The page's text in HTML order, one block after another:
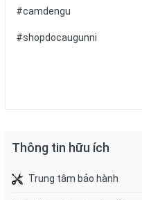
#camdengu
#shopdocaugunni
Thông tin hữu ích
Trung tâm bảo hành